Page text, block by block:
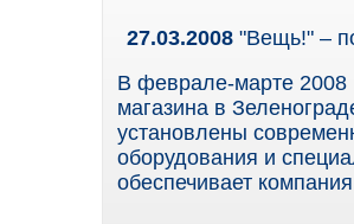
27.03.2008 "Вещь!" –
В феврале-марте 2008
магазина в
установлены
оборудования и
обеспечивает